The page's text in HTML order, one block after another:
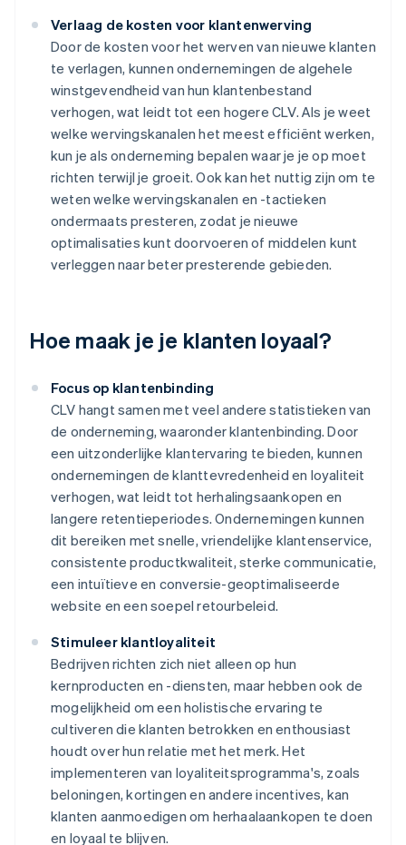
Verlaag de kosten voor klantenwerving
Door de kosten voor het werven van nieuwe klanten
te verlagen, kunnen ondernemingen de algehele
winstgevendheid van hun klantenbestand
verhogen, wat leidt tot een hogere CLV. Als je weet
welke wervingskanalen het meest efficiënt werken,
kun je als onderneming bepalen waar je je op moet
richten terwijl je groeit. Ook kan het nuttig zijn om te
weten welke wervingskanalen en -tactieken
ondermaats presteren, zodat je nieuwe
optimalisaties kunt doorvoeren of middelen kunt
verleggen naar beter presterende gebieden.
Hoe maak je je klanten loyaal?
Focus op klantenbinding
CLV hangt samen met veel andere statistieken van
de onderneming, waaronder klantenbinding. Door
een uitzonderlijke klantervaring te bieden, kunnen
ondernemingen de klanttevredenheid en loyaliteit
verhogen, wat leidt tot herhalingsaankopen en
langere retentieperiodes. Ondernemingen kunnen
dit bereiken met snelle, vriendelijke klantenservice,
consistente productkwaliteit, sterke communicatie,
een intuïtieve en conversie-geoptimaliseerde
website en een soepel retourbeleid.
Stimuleer klantloyaliteit
Bedrijven richten zich niet alleen op hun
kernproducten en -diensten, maar hebben ook de
mogelijkheid om een holistische ervaring te
cultiveren die klanten betrokken en enthousiast
houdt over hun relatie met het merk. Het
implementeren van loyaliteitsprogramma's, zoals
beloningen, kortingen en andere incentives, kan
klanten aanmoedigen om herhaalaankopen te doen
en loyaal te blijven.